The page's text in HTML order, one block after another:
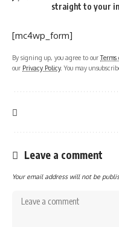
straight to your
[mc4wp_form]
By signing up, you agree to ourTerms
our Privacy Policy. You may
Leave a comment
Your email address will not be